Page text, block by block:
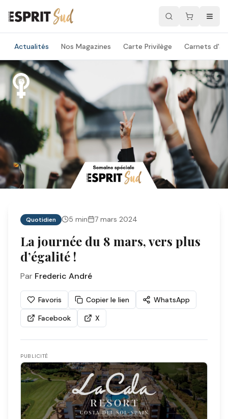
Actualités Nos Magazines Carte Privilège Carnets
Quotidien 5 min 7 mars 2024
La journée du 8 mars, vers plus
d’égalité !
Par Frederic André
Favoris Copier le lien
WhatsApp
Facebook
X
PUBLICITÉ